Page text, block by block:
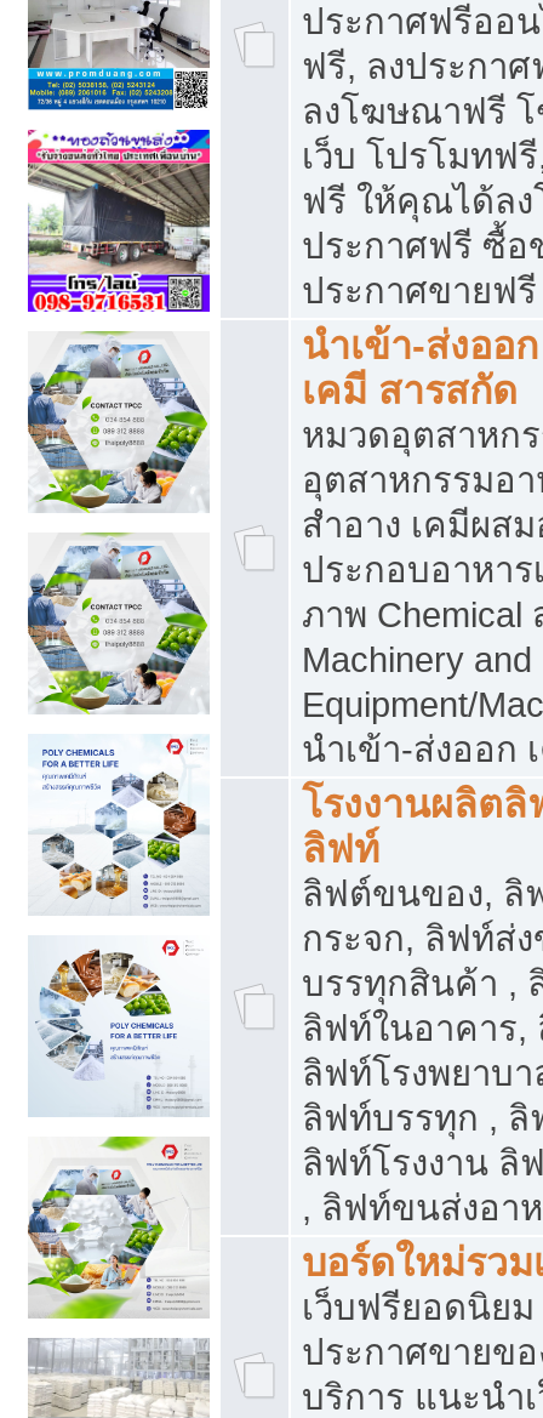
ประกาศฟรีออ
ฟรี, ลงประกา
ลงโฆษณาฟรี
เว็บ โปรโมทฟ
ฟรี ให้คุณได้ล
ประกาศฟรี ซื้อ
ประกาศขายฟรี
นำเข้า-ส่งออ
เคมี สารสกัด
หมวดอุตสาหก
อุตสาหกรรมอา
สำอาง เคมีผส
ประกอบอาหาร
ภาพ Chemical
Machinery
Equipment/
นำเข้า-ส่งออก
โรงงานผลิต
ลิฟท์
ลิฟต์ขนของ, ลิ
กระจก, ลิฟท์ส่
บรรทุกสินค้า ,
ลิฟท์ในอาคาร,
ลิฟท์โรงพยาบ
ลิฟท์บรรทุก ,
ลิฟท์โรงงาน ลิ
, ลิฟท์ขนส่งอา
บอร์ดใหม่รว
เว็บฟรียอดนิย
ประกาศขายข
บริการ แนะนำ